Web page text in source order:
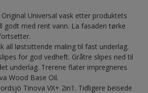
Universal vask etter produktets
godt med rent vann. La fasaden tørke
all løstsittende maling til fast underlag.
for god vedheft. Gråtre slipes ned til
underlag. Trerene flater impregneres
Wood Base Oil.
Tinova VX+ 2in1. Tidligere beisede